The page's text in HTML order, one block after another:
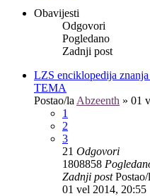
Obavijesti
Odgovori
Pogledano
Zadnji post
LZS enciklopedija
TEMA
Postao/la Abzeenth » 01
1
2
3
21 Odgovori
1808858
Zadnji postPostao/
01 vel 2014, 20:55